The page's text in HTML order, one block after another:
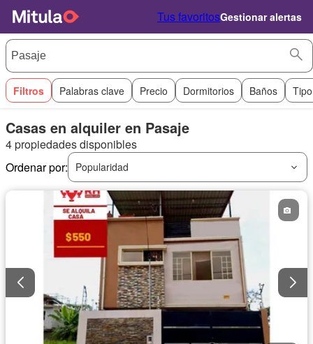
Tus favoritosGestionar alertas
Filtros Palabras clave Precio Dormitorios Baños
Casas en alquiler en Pasaje
4 propiedades disponibles
Ordenar por:
Popularidad